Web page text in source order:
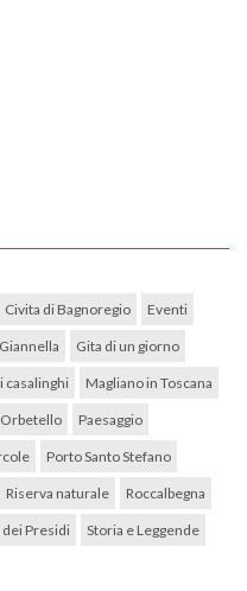
Civita di Bagnoregio Eventi
Giannella Gita di un giorno
casalinghi Magliano in Toscana
Orbetello Paesaggio
Porto Santo Stefano
Riserva naturale Roccalbegna
dei Presidi Storia e Leggende